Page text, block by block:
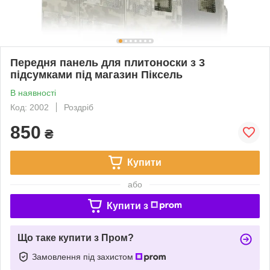
Передня панель для плитоноски з 3
підсумками під магазин Піксель
В наявності
Код: 2002
Роздріб
850 ₴
Купити
або
Купити з
Що таке купити з Пром?
Замовлення під захистом